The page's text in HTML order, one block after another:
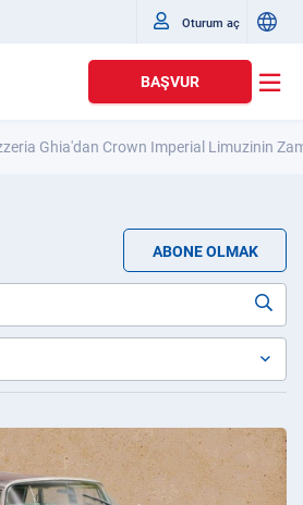
Oturum aç
BAŞVUR
Ghia'dan Crown Imperial Limuzinin
ABONE OLMAK